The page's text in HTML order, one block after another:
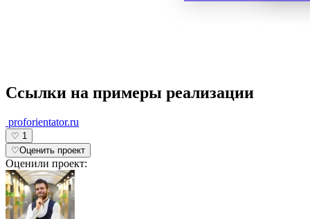
Ссылки на примеры реализации
proforientator.ru
♡ 1
♡Оценить проект
Оценили проект: